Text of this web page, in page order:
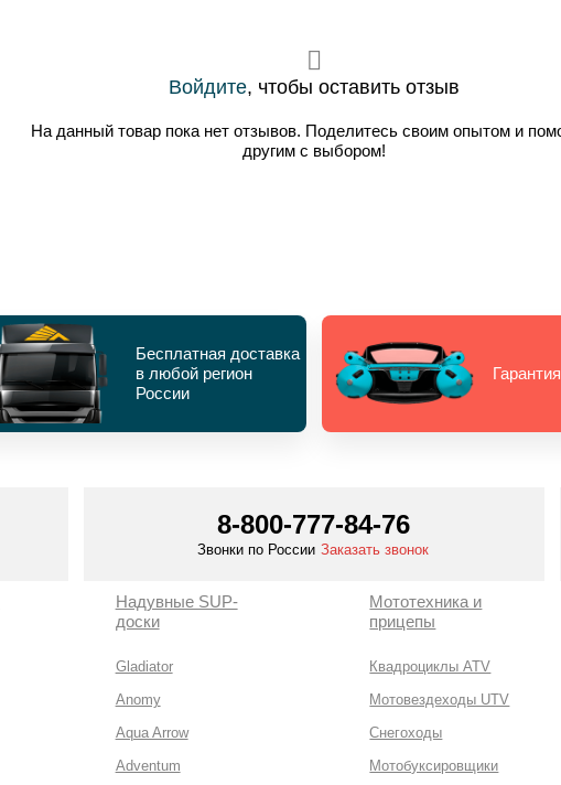
Войдите, чтобы оставить отзыв
На данный товар пока нет отзывов. Поделитесь своим опытом и
другим с выбором!
Бесплатная доставка
в любой регион
России
8-800-777-84-76
Звонки по России Заказать звонок
Надувные SUP-
доски
Gladiator
Anomy
Aqua Arrow
Adventum
Мототехника и
прицепы
Квадроциклы ATV
Мотовездеходы UTV
Снегоходы
Мотобуксировщики